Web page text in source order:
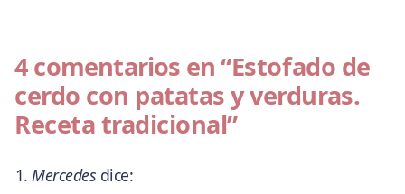
4 comentarios en“Estofado de
cerdo con patatas y verduras.
Receta tradicional”
Mercedes dice: